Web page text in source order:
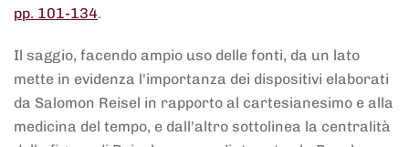
pp. 101-134.
Il saggio, facendo ampio uso delle fonti, da un lato
mette in evidenza l'importanza dei dispositivi elaborati
da Salomon Reisel in rapporto al cartesianesimo e alla
medicina del tempo, e dall'altro sottolinea la centralità